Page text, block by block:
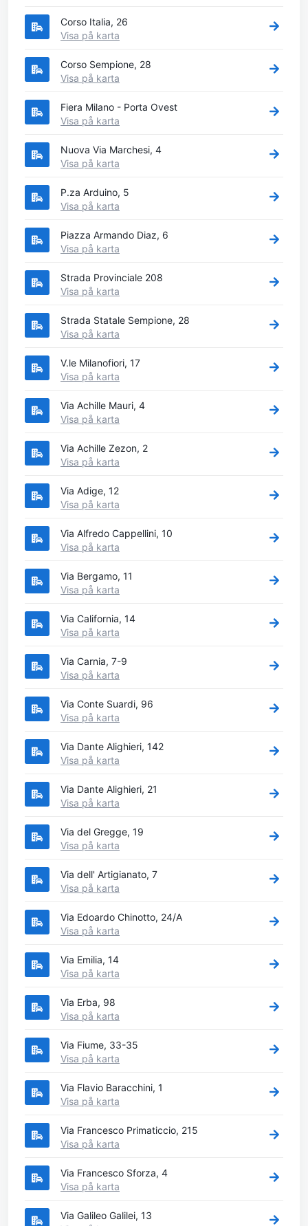
Corso Italia, 26
Visa på karta
Corso Sempione, 28
Visa på karta
Fiera Milano - Porta Ovest
Visa på karta
Nuova Via Marchesi, 4
Visa på karta
P.za Arduino, 5
Visa på karta
Piazza Armando Diaz, 6
Visa på karta
Strada Provinciale 208
Visa på karta
Strada Statale Sempione, 28
Visa på karta
V.le Milanofiori, 17
Visa på karta
Via Achille Mauri, 4
Visa på karta
Via Achille Zezon, 2
Visa på karta
Via Adige, 12
Visa på karta
Via Alfredo Cappellini, 10
Visa på karta
Via Bergamo, 11
Visa på karta
Via California, 14
Visa på karta
Via Carnia, 7-9
Visa på karta
Via Conte Suardi, 96
Visa på karta
Via Dante Alighieri, 142
Visa på karta
Via Dante Alighieri, 21
Visa på karta
Via del Gregge, 19
Visa på karta
Via dell' Artigianato, 7
Visa på karta
Via Edoardo Chinotto, 24/A
Visa på karta
Via Emilia, 14
Visa på karta
Via Erba, 98
Visa på karta
Via Fiume, 33-35
Visa på karta
Via Flavio Baracchini, 1
Visa på karta
Via Francesco Primaticcio, 215
Visa på karta
Via Francesco Sforza, 4
Visa på karta
Via Galileo Galilei, 13